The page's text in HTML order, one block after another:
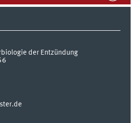
der Entzündung